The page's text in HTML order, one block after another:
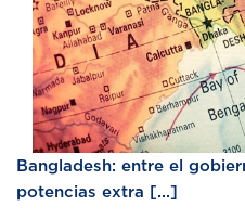
Bangladesh: entre el
potencias extra [...]